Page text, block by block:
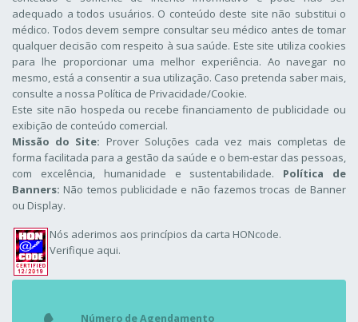
adequado a todos usuários. O conteúdo deste site não substitui o
médico. Todos devem sempre consultar seu médico antes de tomar
qualquer decisão com respeito à sua saúde. Este site utiliza cookies
para lhe proporcionar uma melhor experiência. Ao navegar no
mesmo, está a consentir a sua utilização. Caso pretenda saber mais,
consulte a nossa Política de Privacidade/Cookie.
Este site não hospeda ou recebe financiamento de publicidade ou
exibição de conteúdo comercial.
Missão do Site: Prover Soluções cada vez mais completas de
forma facilitada para a gestão da saúde e o bem-estar das pessoas,
com excelência, humanidade e sustentabilidade. Política de
Banners: Não temos publicidade e não fazemos trocas de Banner
ou Display.
Nós aderimos aos princípios da carta HONcode.
Verifique aqui.
Número de Agendamento